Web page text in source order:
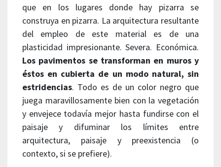
que en los lugares donde hay pizarra se
construya en pizarra. La arquitectura resultante
del empleo de este material es de una
plasticidad impresionante. Severa. Económica.
Los pavimentos se transforman en muros y
éstos en cubierta de un modo natural, sin
estridencias. Todo es de un color negro que
juega maravillosamente bien con la vegetación
y envejece todavía mejor hasta fundirse con el
paisaje y difuminar los límites entre
arquitectura, paisaje y preexistencia (o
contexto, si se prefiere).